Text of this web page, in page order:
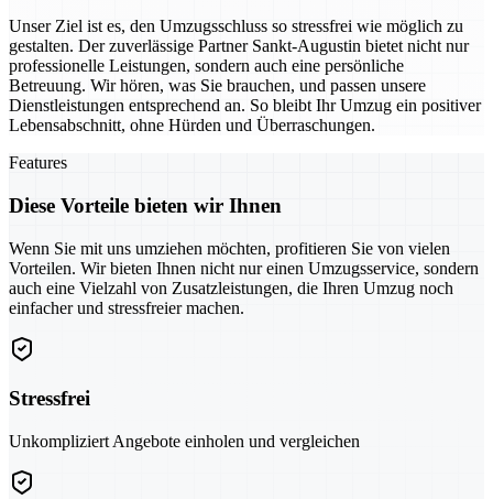
Unser Ziel ist es, den Umzugsschluss so stressfrei wie möglich zu
gestalten. Der zuverlässige Partner Sankt-Augustin bietet nicht nur
professionelle Leistungen, sondern auch eine persönliche
Betreuung. Wir hören, was Sie brauchen, und passen unsere
Dienstleistungen entsprechend an. So bleibt Ihr Umzug ein positiver
Lebensabschnitt, ohne Hürden und Überraschungen.
Features
Diese Vorteile bieten wir Ihnen
Wenn Sie mit uns umziehen möchten, profitieren Sie von vielen
Vorteilen. Wir bieten Ihnen nicht nur einen Umzugsservice, sondern
auch eine Vielzahl von Zusatzleistungen, die Ihren Umzug noch
einfacher und stressfreier machen.
Stressfrei
Unkompliziert Angebote einholen und vergleichen